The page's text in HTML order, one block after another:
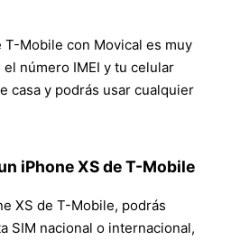
T-Mobile con Movical es muy
número IMEI y tu celular
casa y podrás usar cualquier
iPhone XS de T-Mobile
XS de T-Mobile, podrás
SIM nacional o internacional,